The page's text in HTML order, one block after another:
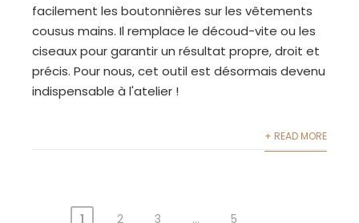
facilement les boutonnières sur les vêtements
cousus mains. Il remplace le découd-vite ou les
ciseaux pour garantir un résultat propre, droit et
précis. Pour nous, cet outil est désormais devenu
indispensable à l'atelier !
+ READ MORE
1 2 3 … 5